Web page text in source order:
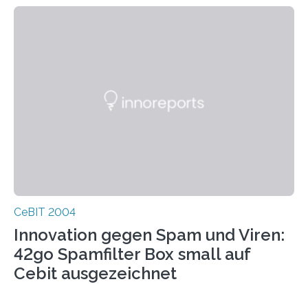
CeBIT 2004
Innovation gegen Spam und Viren:
42go Spamfilter Box small auf
Cebit ausgezeichnet